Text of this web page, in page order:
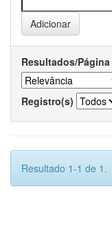
Resultados/Página
Registro(s)
Resultado 1-1 de 1.